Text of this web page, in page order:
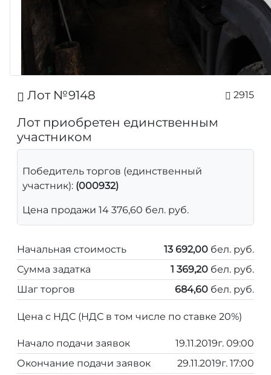
Лот №9148 2915
Лот приобретен единственным
участником
Победитель торгов (единственный
участник): (000932)
Цена продажи 14 376,60 бел. руб.
Начальная стоимость 13 692,00 бел. руб.
Сумма задатка
1 369,20 бел. руб.
Шаг торгов
684,60 бел. руб.
Цена с НДС (НДС в том числе по ставке 20%)
Начало подачи заявок
19.11.2019г. 09:00
Окончание подачи заявок
29.11.2019г. 17:00